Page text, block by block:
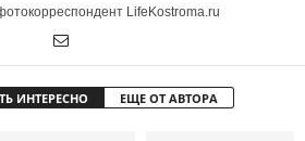
LifeKostroma.ru
ИНТЕРЕСНО ЕЩЕ ОТ АВТОРА